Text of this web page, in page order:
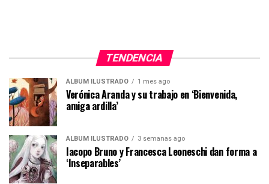
TENDENCIA
ÁLBUM ILUSTRADO 1 mes ago
Verónica Aranda y su trabajo en ‘Bienvenida,
amiga ardilla’
ÁLBUM ILUSTRADO 3 semanas ago
Iacopo Bruno y Francesca Leoneschi dan forma a
‘Inseparables’